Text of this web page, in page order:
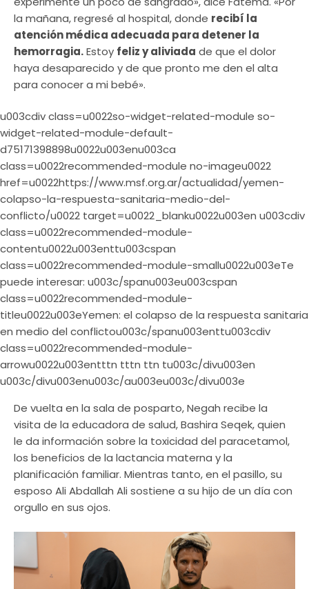
la mañana, regresé al hospital, donde recibí la
atención médica adecuada para detener la
hemorragia.Estoy feliz y aliviada de que el dolor
haya desaparecido y de que pronto me den el alta
para conocer a mi bebé».
u003cdiv class=u0022so-widget-related-module so-
widget-related-module-default-
d75171398898u0022u003enu003ca
class=u0022recommended-module no-imageu0022
href=u0022https://www.msf.org.ar/actualidad/yemen-
colapso-la-respuesta-sanitaria-medio-del-
conflicto/u0022 target=u0022_blanku0022u003en u003cdiv
class=u0022recommended-module-
contentu0022u003enttu003cspan
class=u0022recommended-module-smallu0022u003eTe
puede interesar: u003c/spanu003eu003cspan
class=u0022recommended-module-
titleu0022u003eYemen: el colapso de la respuesta sanitaria
en medio del conflictou003c/spanu003enttu003cdiv
class=u0022recommended-module-
arrowu0022u003entttn tttn ttn tu003c/divu003en
u003c/divu003enu003c/au003eu003c/divu003e
De vuelta en la sala de posparto, Negah recibe la
visita de la educadora de salud, Bashira Seqek, quien
le da información sobre la toxicidad del paracetamol,
los beneficios de la lactancia materna y la
planificación familiar. Mientras tanto, en el pasillo, su
esposo Ali Abdallah Ali sostiene a su hijo de un día con
orgullo en sus ojos.